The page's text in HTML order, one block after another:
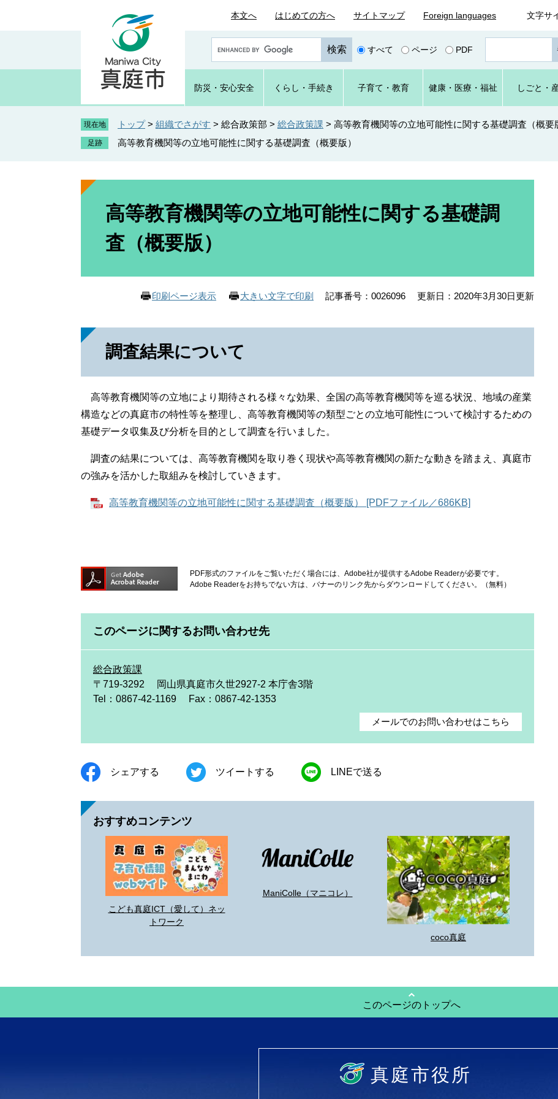
本文へ はじめての方へ サイトマップ Foreign languages 文字サ
o
e
カ
タ
すべて ページ PDF
ジ
番
号
を
入
防災・ 安心安全 くらし ・手続き 子育て ・教育 健康・ 医療・ 福祉 しごと ・
現在地 トップ > 組織でさがす > 総合政策部 > 総合政策課 > 高等教育機関等の立地可能性に関する基礎調査（概要
高等教育機関等の立地可能性に関する基礎調査（概要版）
本
高等教育機関等の立地可能性に関する基礎調
査（概要版）
印刷ページ表示 大きい文字で印刷 記事番号：0026096 更新日：2020年3月30日更新
調査結果について
高等教育機関等の立地により期待される様々な効果、全国の高等教育機関等を巡る状況、地域の産業
構造などの真庭市の特性等を整理し、高等教育機関等の類型ごとの立地可能性について検討するための
基礎データ収集及び分析を目的として調査を行いました。
調査の結果については、高等教育機関を取り巻く現状や高等教育機関の新たな動きを踏まえ、真庭市
の強みを活かした取組みを検討していきます。
高等教育機関等の立地可能性に関する基礎調査（概要版） [PDFファイル／686KB]
PDF形式のファイルをご覧いただく場合には、Adobe社が提供するAdobe Readerが必要です。
Adobe Readerをお持ちでない方は、バナーのリンク先からダウンロードしてください。（無料）
このページに関するお問い合わせ先
総合政策課
〒719-3292
岡山県真庭市久世2927-2 本庁舎3階
Tel：0867-42-1169
Fax：0867-42-1353
メールでのお問い合わせはこちら
シェアする ツイートする LINEで送る
おすすめコンテンツ
こども真庭ICT（愛して）ネッ
トワーク
ManiColle（マニコレ）
coco真庭
このページのトップへ
真庭市役所